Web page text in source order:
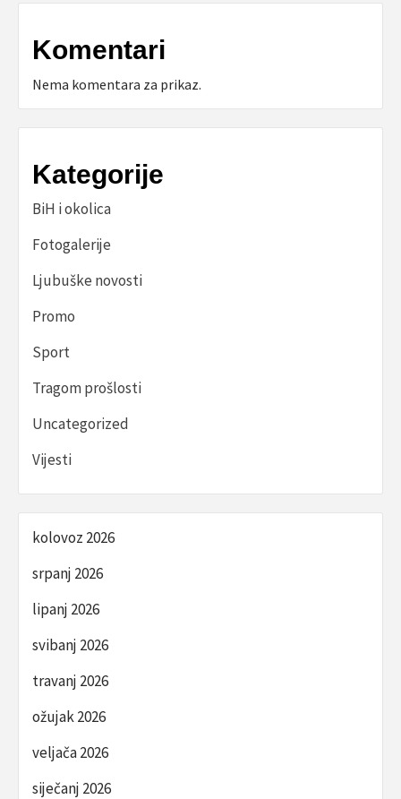
Komentari
Nema komentara za prikaz.
Kategorije
BiH i okolica
Fotogalerije
Ljubuške novosti
Promo
Sport
Tragom prošlosti
Uncategorized
Vijesti
kolovoz 2026
srpanj 2026
lipanj 2026
svibanj 2026
travanj 2026
ožujak 2026
veljača 2026
siječanj 2026